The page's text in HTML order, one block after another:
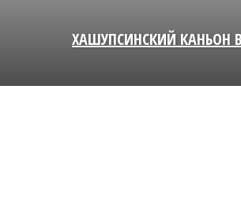
ХАШУПСИНСКИЙ КАНЬОН